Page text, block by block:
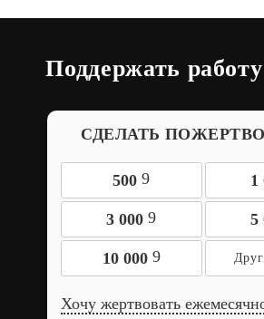
Поддержать
СДЕЛАТЬ
500 9 1
3 000 9 5
10 000 9
Хочу жертвовать